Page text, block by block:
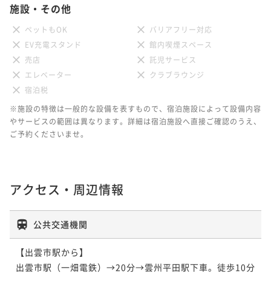
施設・その他
ペットもOK
バリアフリー対応
EV充電スタンド
館内喫煙スペース
売店
託児サービス
エレベーター
クラブラウンジ
宿泊税
※施設の特徴は一般的な設備を表すもので、宿泊施設によって設備内容
やサービスの範囲は異なります。詳細は宿泊施設へ直接ご確認のうえ、
ご予約くださいませ。
アクセス・周辺情報
公共交通機関
【出雲市駅から】
出雲市駅（一畑電鉄）→20分→雲州平田駅下車。徒歩10分